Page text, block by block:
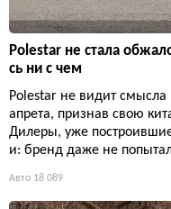
Polestar не стала
сь ни с чем
Polestar не видит смысла
апрета, признав свою
Дилеры, уже
и: бренд даже не
Авто 18 089